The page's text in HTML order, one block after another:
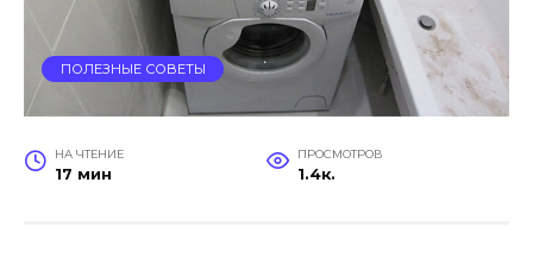
ПОЛЕЗНЫЕ СОВЕТЫ
НА ЧТЕНИЕ
17 мин
ПРОСМОТРОВ
1.4к.